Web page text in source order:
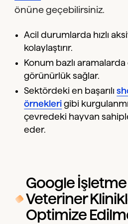
önüne geçebilirsiniz.
Acil durumlarda hızlı
kolaylaştırır.
Konum bazlı
görünürlük sağlar.
Sektördeki en başarılı
örnekleri gibi
çevredeki hayvan
eder.
Google
Veteriner
Optimize